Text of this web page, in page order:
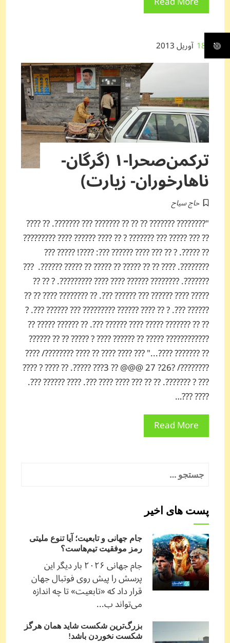
18 آوریل 2013
ترکمن‌صحرا-۱ (گرگان-
ناهارخوران- زیارت)
حاج سیاح
"???????? ??????? ?? ?? ?? ??????? ??? ???????. ?? ????
?? ??? ????? ??? ??????? ? ?? ???? ?????? ???? ?????????
?? ?????. ? ?? ??? ???? ?????? ???: ????! ????? ???
????????. ???? ?? ?? ????? ?? ????? ?? ????? ??????. ???
???????. ???????? ?????? ???? ???? ?????????. ? ?? ??
????? ???? ?????? ??? ?????? ???. ?? ???????? ???? ?? ??
?????? ???. ? ?? ???? ?????? ????????? ??? ?????? ???. ?
?? ?? ??????? ????? ???? ?????? ???. ?? ?????? ????? ??
???????????? ????? ?? ?????? ???? ? ????? ?? ?? ??????
?? ??????? ????..." ??? ???? ???? ?? ???? ????????/ ????
????????/ ?26? 27 @@@ ?? 3??? ?????. ?? ???? ? ????
??? ? ???????. ?? ?? ??? ???? ???? ???. ???? ?????? ???.
???? ???…
Read More
پست های اخیر
جام جهانی و تابعیت؛ آیا تنوع ملیتی
رمز موفقیت تیم‌هاست؟
جام جهانی ۲۰۲۶ بار دیگر این
پرسش را پیش روی فوتبال جهان
قرار داد که «تابعیت» تا چه اندازه
می‌تواند ب...
بزرگ‌ترین شکست شاید همان هرگز
شکست نخوردن باشد!